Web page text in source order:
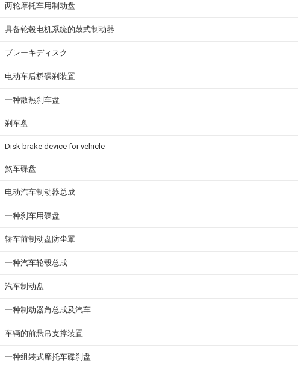
两轮摩托车用制动盘
具备轮毂电机系统的鼓式制动器
ブレーキディスク
电动车后桥碟刹装置
一种散热刹车盘
刹车盘
Disk brake device for vehicle
煞车碟盘
电动汽车制动器总成
一种刹车用碟盘
轿车前制动盘防尘罩
一种汽车轮毂总成
汽车制动盘
一种制动器角总成及汽车
车辆的前悬吊支撑装置
一种组装式摩托车碟刹盘